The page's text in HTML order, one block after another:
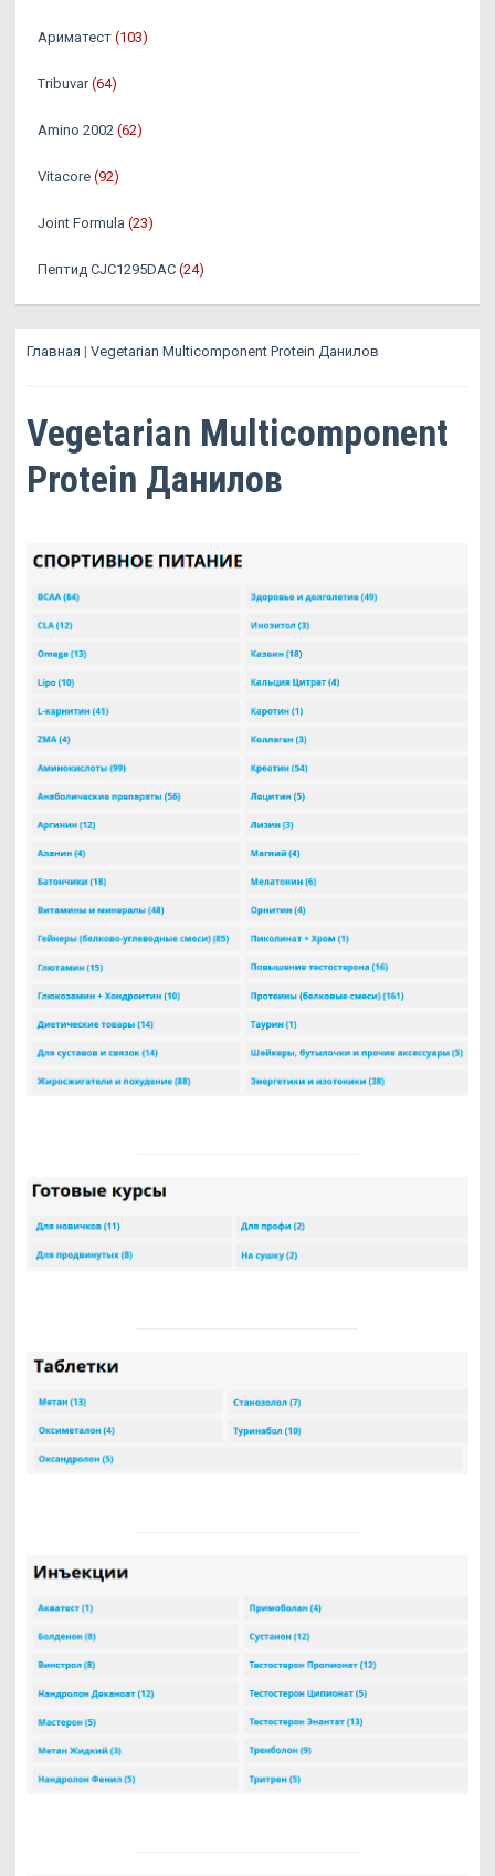
Ариматест (103)
Tribuvar (64)
Amino 2002 (62)
Vitacore (92)
Joint Formula (23)
Пептид CJC1295DAC (24)
Главная | Vegetarian Multicomponent Protein Данилов
Vegetarian Multicomponent
Protein Данилов